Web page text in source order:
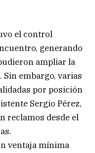
el control
generando
ampliar la
Sin embargo, varias
por posición
Sergio Pérez,
reclamos desde el
ventaja mínima